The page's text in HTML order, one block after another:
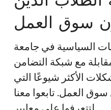
المشاكل
الأكثر
شيوعًا
التي
تواجه
الطلاب
الذين
سوق العمل
السياسية في جامعة
مع شبكة التضامن
الأكثر شيوعًا التي
العمل. تابعوا معنا
لتتعرفوا على معايير…